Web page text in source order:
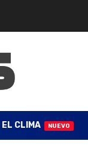
EL CLIMA NUEVO